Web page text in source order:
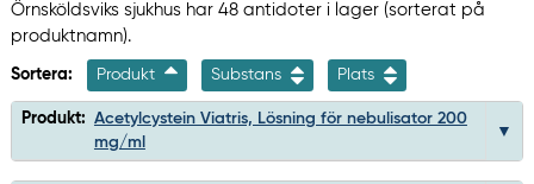
Örnsköldsviks sjukhus har 48 antidoter i lager (sorterat på
produktnamn).
Sortera: Produkt Substans Plats
Produkt: Acetylcystein Viatris, Lösning för nebulisator 200
mg/ml